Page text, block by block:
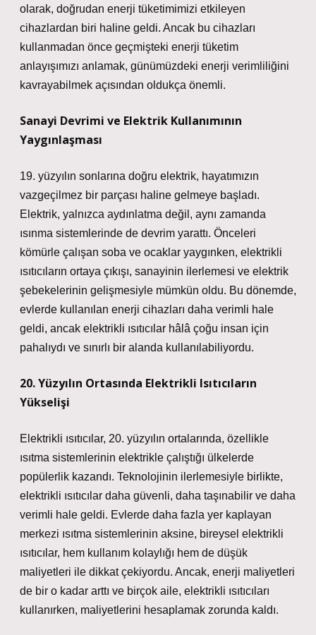
olarak, doğrudan enerji tüketimimizi etkileyen
cihazlardan biri haline geldi. Ancak bu cihazları
kullanmadan önce geçmişteki enerji tüketim
anlayışımızı anlamak, günümüzdeki enerji verimliliğini
kavrayabilmek açısından oldukça önemli.
Sanayi Devrimi ve Elektrik Kullanımının
Yaygınlaşması
19. yüzyılın sonlarına doğru elektrik, hayatımızın
vazgeçilmez bir parçası haline gelmeye başladı.
Elektrik, yalnızca aydınlatma değil, aynı zamanda
ısınma sistemlerinde de devrim yarattı. Önceleri
kömürle çalışan soba ve ocaklar yaygınken, elektrikli
ısıtıcıların ortaya çıkışı, sanayinin ilerlemesi ve elektrik
şebekelerinin gelişmesiyle mümkün oldu. Bu dönemde,
evlerde kullanılan enerji cihazları daha verimli hale
geldi, ancak elektrikli ısıtıcılar hâlâ çoğu insan için
pahalıydı ve sınırlı bir alanda kullanılabiliyordu.
20. Yüzyılın Ortasında Elektrikli Isıtıcıların
Yükselişi
Elektrikli ısıtıcılar, 20. yüzyılın ortalarında, özellikle
ısıtma sistemlerinin elektrikle çalıştığı ülkelerde
popülerlik kazandı. Teknolojinin ilerlemesiyle birlikte,
elektrikli ısıtıcılar daha güvenli, daha taşınabilir ve daha
verimli hale geldi. Evlerde daha fazla yer kaplayan
merkezi ısıtma sistemlerinin aksine, bireysel elektrikli
ısıtıcılar, hem kullanım kolaylığı hem de düşük
maliyetleri ile dikkat çekiyordu. Ancak, enerji maliyetleri
de bir o kadar arttı ve birçok aile, elektrikli ısıtıcıları
kullanırken, maliyetlerini hesaplamak zorunda kaldı.